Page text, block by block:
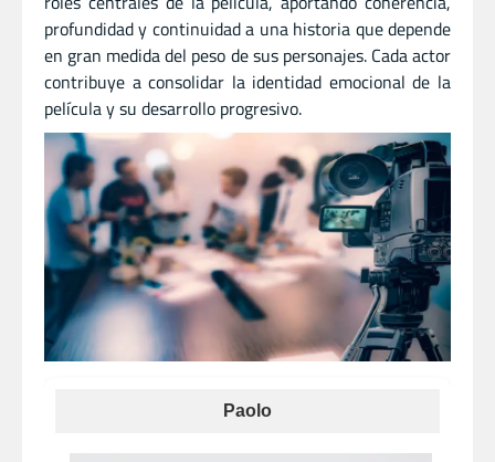
profundidad y continuidad a una historia que depende
en gran medida del peso de sus personajes. Cada actor
contribuye a consolidar la identidad emocional de la
película y su desarrollo progresivo.
Paolo